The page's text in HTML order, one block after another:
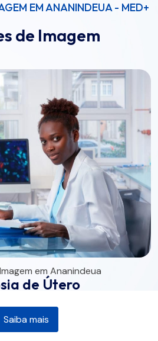
EM ANANINDEUA - MED+
de Imagem
em Ananindeua
de Útero
Saiba mais